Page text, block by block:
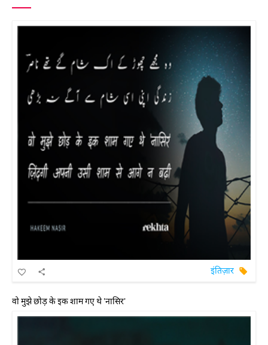
इंतिज़ार
वो मुझे छोड़ के इक शाम गए थे 'नासिर'